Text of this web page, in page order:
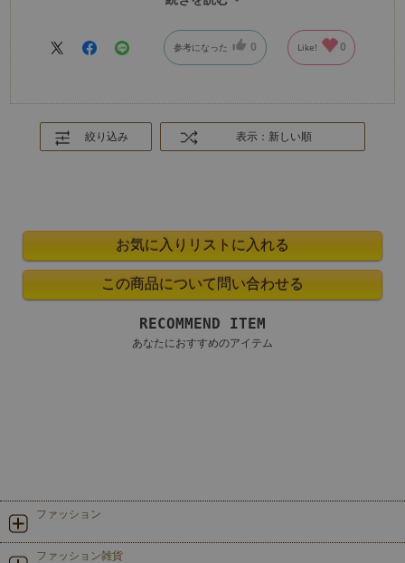
参考になった 0 Like! 0
絞り込み 表示：新しい順
RECOMMEND ITEM
あなたにおすすめのアイテム
ファッション
ファッション雑貨